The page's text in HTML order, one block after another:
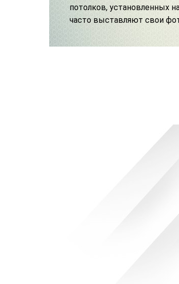
потолков, установленных
часто выставляют свои